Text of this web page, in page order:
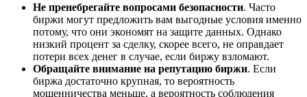
Не пренебрегайте вопросами безопасности. Часто
биржи могут предложить вам выгодные условия именно
потому, что они экономят на защите данных. Однако
низкий процент за сделку, скорее всего, не оправдает
потери всех денег в случае, если биржу взломают.
Обращайте внимание на репутацию биржи. Если
биржа достаточно крупная, то вероятность
мошенничества меньше, а вероятность соблюдения